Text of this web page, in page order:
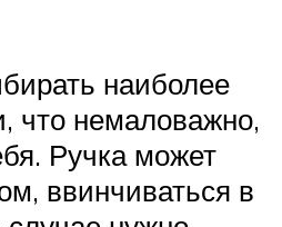
наиболее
что немаловажно,
Ручка может
ввинчиваться в